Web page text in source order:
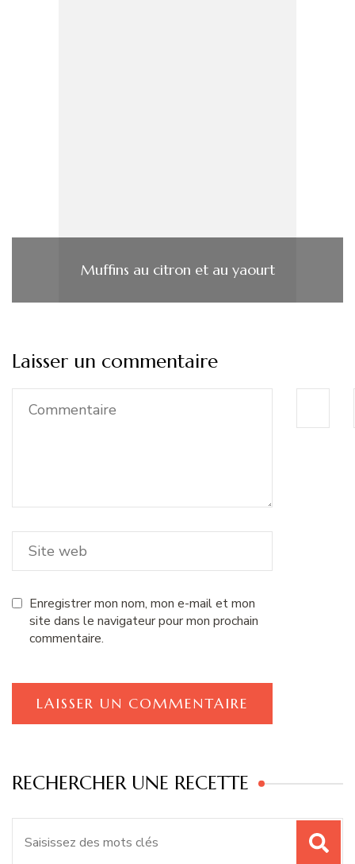
Muffins au citron et au yaourt
Laisser un commentaire
Enregistrer mon nom, mon e-mail et mon
site dans le navigateur pour mon prochain
commentaire.
RECHERCHER UNE RECETTE